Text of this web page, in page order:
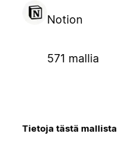
Notion
571 mallia
Tietoja tästä mallista